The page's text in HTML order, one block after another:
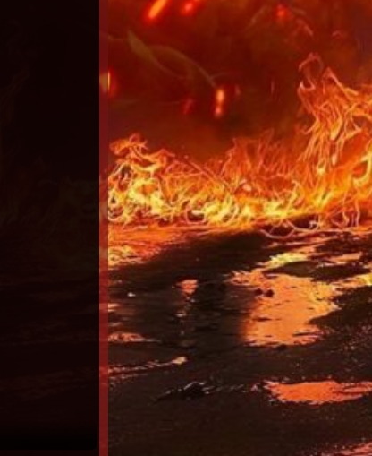
Un día fuera de control (2025) Latino HD